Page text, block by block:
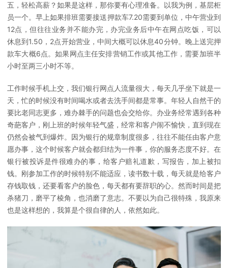
五，轻松高薪？如果是这样，那你要有心理准备。以我为例，基层柜
员一个。早上如果排班需要接送押款车7.20需要到单位，中午营业到
12点，但往往业务并不能办完，办完业务后中午在网点吃饭，可以
休息到1.50，2点开始营业，中间大概可以休息40分钟。晚上送完押
款车大概6点。如果网点主任安排营销工作或其他工作，需要加班半
小时至两三小时不等。
工作时候手机上交，我们银行网点人流量很大，每天几乎坐下就是一
天，忙的时候没有时间喝水或者去洗手间都是常事。年轻人自然干的
要比老同志更多，难办棘手的问题也会交给你。办业务经常遇到各种
奇葩客户，刚上班的时候年轻气盛，经常和客户闹不愉快，直到现在
仍然会被气到爆炸。因为银行的规章制度很多，往往不能任由客户意
愿办事，这个时候客户就会都归结为一件事，你的服务态度不好。在
银行被投诉是件很难办的事，给客户赔礼道歉，写报告，加上被扣
钱。刚参加工作的时候特别不能适应，读书数十载，每天就是给客户
存钱取钱，还要看客户的脸色，每天都有要辞职的心。然而时间是把
杀猪刀，磨平了棱角，也消磨了意志。不要以为自己很特殊，我原来
也是这样想的，我算是个很自律的人，依然如此。